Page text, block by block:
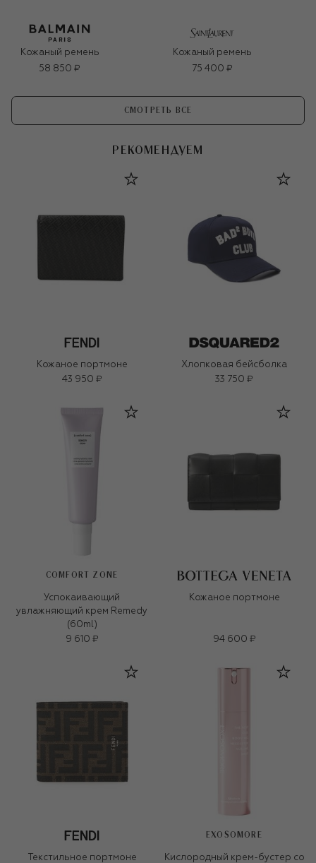
Кожаный ремень
58 850 ₽
Кожаный ремень
75 400 ₽
СМОТРЕТЬ ВСЕ
РЕКОМЕНДУЕМ
Кожаное портмоне
43 950 ₽
Хлопковая бейсболка
33 750 ₽
COMFORT ZONE
Успокаивающий
увлажняющий крем Remedy
(60ml)
9 610 ₽
Кожаное портмоне
94 600 ₽
Текстильное портмоне
EXOSOMORE
Кислородный крем-бустер со